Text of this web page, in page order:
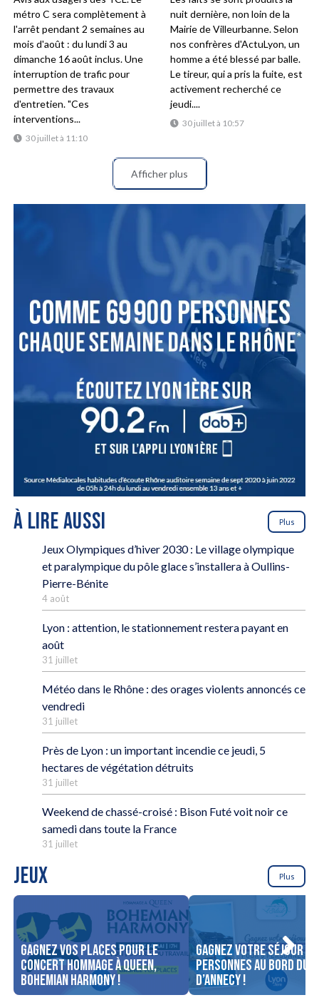
30 juillet à 11:10
métro C sera complètement à
l'arrêt pendant 2 semaines au
mois d'août : du lundi 3 au
dimanche 16 août inclus. Une
interruption de trafic pour
permettre des travaux
d'entretien. "Ces
interventions...
30 juillet à 10:57
nuit dernière, non loin de la
Mairie de Villeurbanne. Selon
nos confrères d'ActuLyon, un
homme a été blessé par balle.
Le tireur, qui a pris la fuite, est
activement recherché ce
jeudi....
Afficher plus
À LIRE AUSSI Plus
Jeux Olympiques d’hiver 2030 : Le village olympique
et paralympique du pôle glace s’installera à Oullins-
Pierre-Bénite
4 août
Lyon : attention, le stationnement restera payant en
août
31 juillet
Météo dans le Rhône : des orages violents annoncés ce
vendredi
31 juillet
Près de Lyon : un important incendie ce jeudi, 5
hectares de végétation détruits
31 juillet
Weekend de chassé-croisé : Bison Futé voit noir ce
samedi dans toute la France
31 juillet
JEUX Plus
Gagnez vos places pour le
concert Hommage à Queen,
Bohemian Harmony !
Gagnez votre séjour
personnes au bord du
d’Annecy !